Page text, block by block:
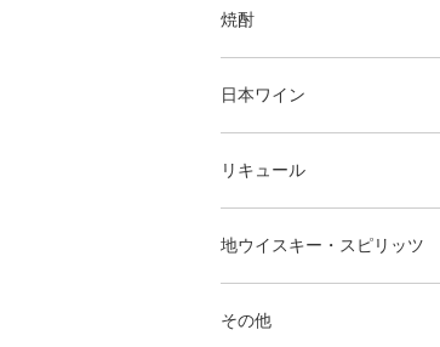
焼酎
日本ワイン
リキュール
地ウイスキー・スピリッツ
その他